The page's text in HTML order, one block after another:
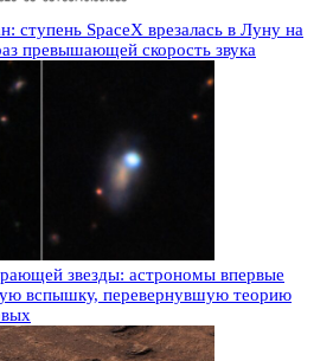
ступень SpaceX врезалась в Луну на
превышающей скорость звука
звезды: астрономы впервые
вспышку, перевернувшую теорию